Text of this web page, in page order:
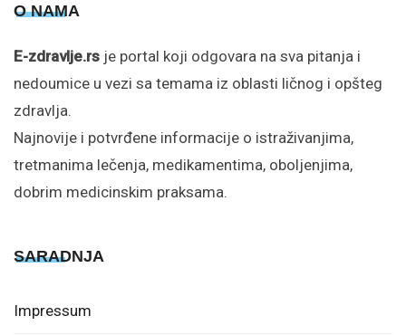
O NAMA
E-zdravlje.rs je portal koji odgovara na sva pitanja i
nedoumice u vezi sa temama iz oblasti ličnog i opšteg
zdravlja.
Najnovije i potvrđene informacije o istraživanjima,
tretmanima lečenja, medikamentima, oboljenjima,
dobrim medicinskim praksama.
SARADNJA
Impressum